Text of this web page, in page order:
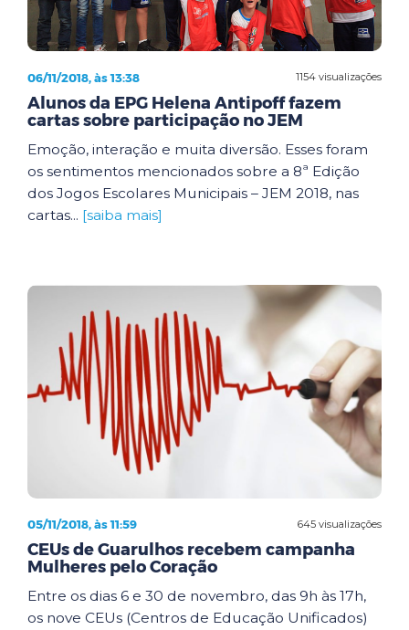
1154 visualizações
06/11/2018, às 13:38
Alunos da EPG Helena Antipoff fazem
cartas sobre participação no JEM
Emoção, interação e muita diversão. Esses foram
os sentimentos mencionados sobre a 8ª Edição
dos Jogos Escolares Municipais – JEM 2018, nas
cartas... [saiba mais]
645 visualizações
05/11/2018, às 11:59
CEUs de Guarulhos recebem campanha
Mulheres pelo Coração
Entre os dias 6 e 30 de novembro, das 9h às 17h,
os nove CEUs (Centros de Educação Unificados)